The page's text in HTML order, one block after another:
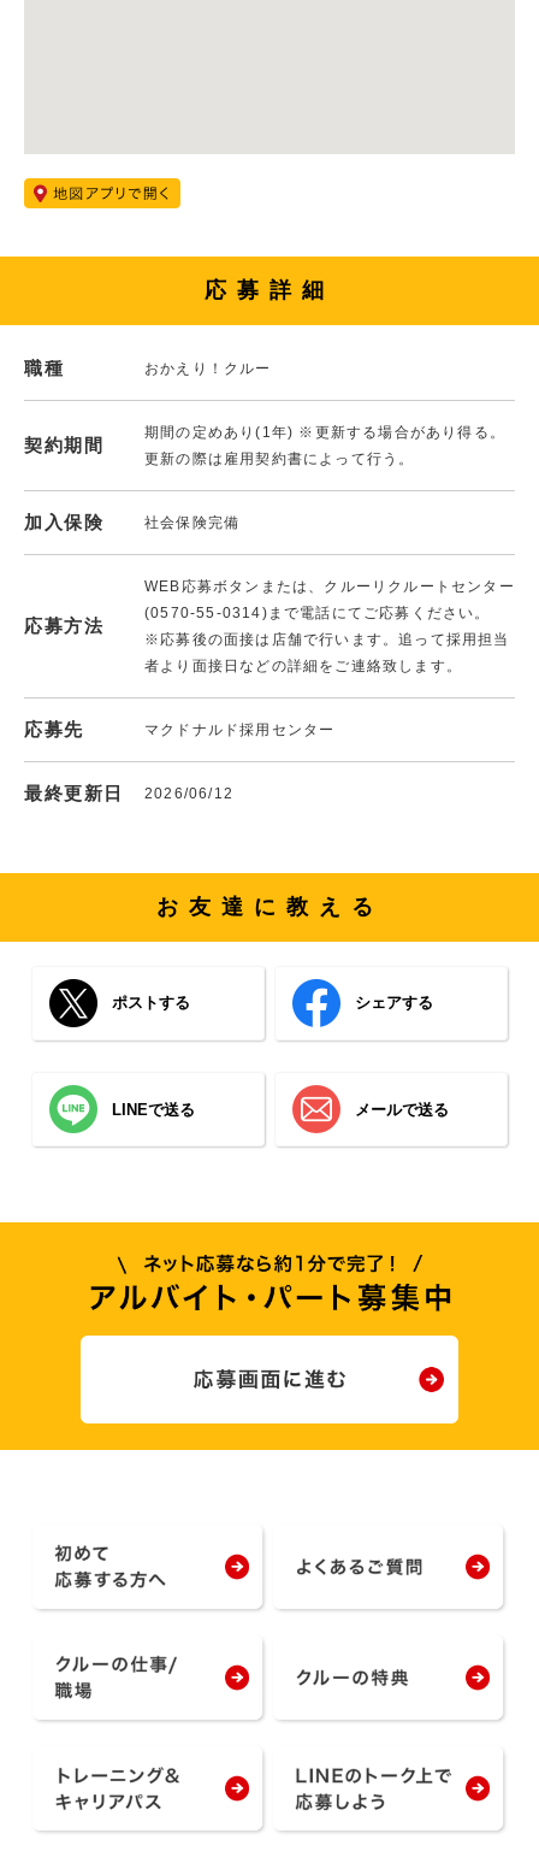
応募詳細
職種 おかえり！クルー
契約期間
期間の定めあり(1年) ※更新する場合があり得る。
更新の際は雇用契約書によって行う。
加入保険 社会保険完備
応募方法
WEB応募ボタンまたは、クルーリクルートセンター
(0570-55-0314)まで電話にてご応募ください。
※応募後の面接は店舗で行います。追って採用担当
者より面接日などの詳細をご連絡致します。
応募先 マクドナルド採用センター
最終更新日 2026/06/12
お友達に教える
ポストする シェアする
LINEで送る メールで送る